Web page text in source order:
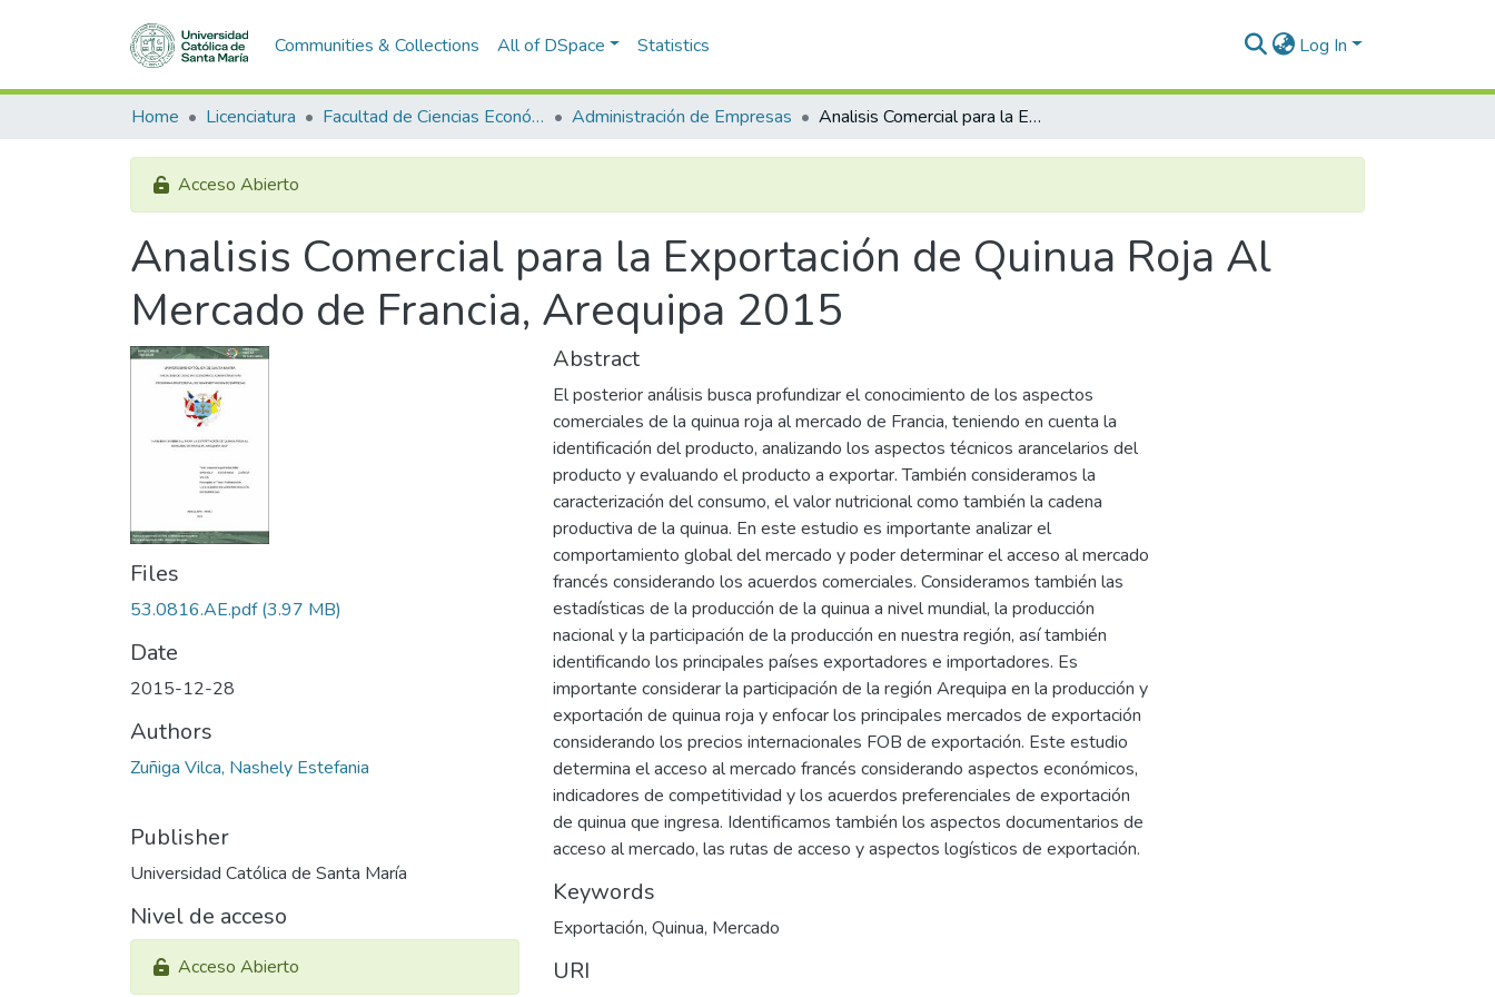
Communities & Collections All of DSpace Statistics Log In
Home Licenciatura Facultad de Ciencias Económico Administrativas Administración de Empresas Analisis Comercial para la Exportación de Quinua Roja Al Mercado de Francia, Arequipa 2015
Acceso Abierto
Analisis Comercial para la Exportación de Quinua Roja Al
Mercado de Francia, Arequipa 2015
Files
53.0816.AE.pdf(3.97 MB)
Date
2015-12-28
Authors
Zuñiga Vilca, Nashely Estefania
Publisher
Universidad Católica de Santa María
Nivel de acceso
Acceso Abierto
Abstract
El posterior análisis busca profundizar el conocimiento de los aspectos
comerciales de la quinua roja al mercado de Francia, teniendo en cuenta la
identificación del producto, analizando los aspectos técnicos arancelarios del
producto y evaluando el producto a exportar. También consideramos la
caracterización del consumo, el valor nutricional como también la cadena
productiva de la quinua. En este estudio es importante analizar el
comportamiento global del mercado y poder determinar el acceso al mercado
francés considerando los acuerdos comerciales. Consideramos también las
estadísticas de la producción de la quinua a nivel mundial, la producción
nacional y la participación de la producción en nuestra región, así también
identificando los principales países exportadores e importadores. Es
importante considerar la participación de la región Arequipa en la producción y
exportación de quinua roja y enfocar los principales mercados de exportación
considerando los precios internacionales FOB de exportación. Este estudio
determina el acceso al mercado francés considerando aspectos económicos,
indicadores de competitividad y los acuerdos preferenciales de exportación
de quinua que ingresa. Identificamos también los aspectos documentarios de
acceso al mercado, las rutas de acceso y aspectos logísticos de exportación.
Keywords
Exportación, Quinua, Mercado
URI